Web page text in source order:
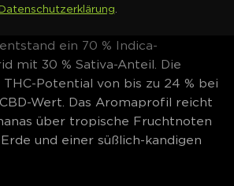
Sativa, die seit Jahren in
ein 70 % Indica-
mit 30 % Sativa-Anteil. Die
Potential von bis zu 24 % bei
Wert. Das Aromaprofil reicht
über tropische Fruchtnoten
und einer süßlich-kandigen